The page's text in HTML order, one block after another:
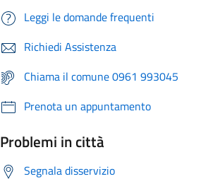
Leggi le domande frequenti
Richiedi Assistenza
Chiama il comune 0961 993045
Prenota un appuntamento
Problemi in città
Segnala disservizio